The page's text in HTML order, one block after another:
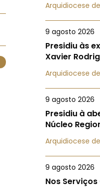
Arquidiocese
9 agosto 2026
Presidiu às
Xavier
Arquidiocese
9 agosto 2026
Presidiu à
Núcleo
Arquidiocese
9 agosto 2026
Nos